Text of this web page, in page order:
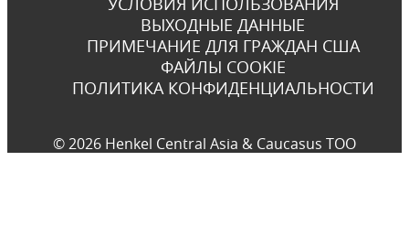
ВЫХОДНЫЕ ДАННЫЕ
ПРИМЕЧАНИЕ ДЛЯ ГРАЖДАН США
ФАЙЛЫ COOKIE
ПОЛИТИКА КОНФИДЕНЦИАЛЬНОСТИ
© 2026 Henkel Central Asia & Caucasus TOO